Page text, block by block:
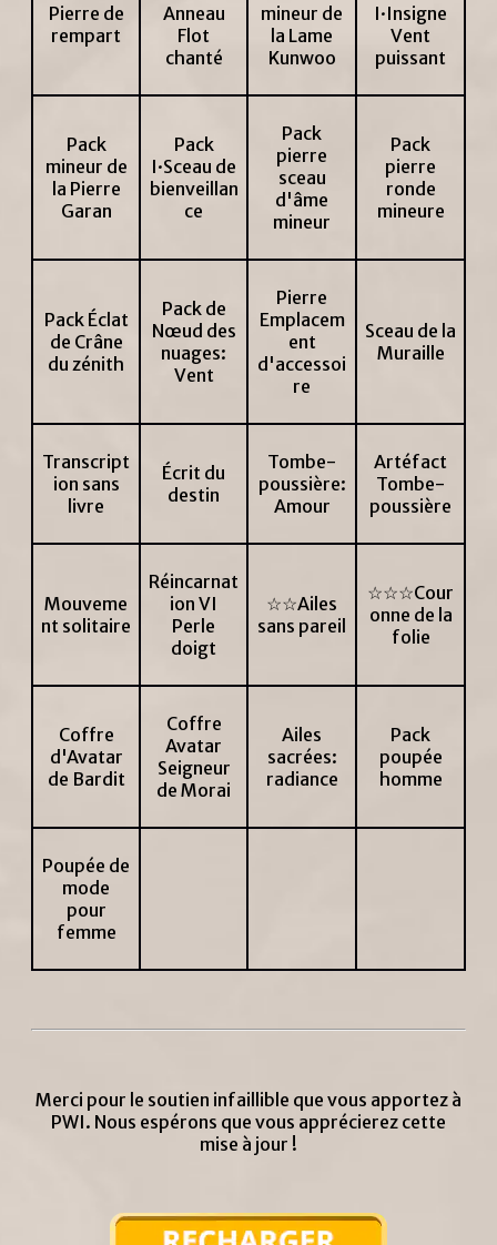
Pierre de
rempart
Anneau
Flot
chanté
mineur de
la Lame
Kunwoo
I·Insigne
Vent
puissant
Pack
mineur de
la Pierre
Garan
Pack
I·Sceau de
bienveillan
ce
Pack
pierre
sceau
d'âme
mineur
Pack
pierre
ronde
mineure
Pack Éclat
de Crâne
du zénith
Pack de
Nœud des
nuages:
Vent
Pierre
Emplacem
ent
d'accessoi
re
Sceau de la
Muraille
Transcript
ion sans
livre
Écrit du
destin
Tombe-
poussière:
Amour
Artéfact
Tombe-
poussière
Mouveme
nt solitaire
Réincarnat
ion VI
Perle
doigt
☆☆Ailes
sans pareil
☆☆☆Cour
onne de la
folie
Coffre
d'Avatar
de Bardit
Coffre
Avatar
Seigneur
de Morai
Ailes
sacrées:
radiance
Pack
poupée
homme
Poupée de
mode
pour
femme
Merci pour le soutien infaillible que vous apportez à
PWI. Nous espérons que vous apprécierez cette
mise à jour !